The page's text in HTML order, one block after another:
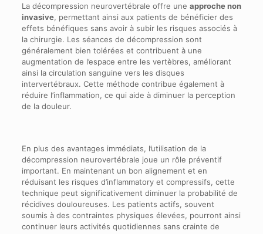
La décompression neurovertébrale offre une approche non
invasive, permettant ainsi aux patients de bénéficier des
effets bénéfiques sans avoir à subir les risques associés à
la chirurgie. Les séances de décompression sont
généralement bien tolérées et contribuent à une
augmentation de l’espace entre les vertèbres, améliorant
ainsi la circulation sanguine vers les disques
intervertébraux. Cette méthode contribue également à
réduire l’inflammation, ce qui aide à diminuer la perception
de la douleur.
En plus des avantages immédiats, l’utilisation de la
décompression neurovertébrale joue un rôle préventif
important. En maintenant un bon alignement et en
réduisant les risques d’inflammatory et compressifs, cette
technique peut significativement diminuer la probabilité de
récidives douloureuses. Les patients actifs, souvent
soumis à des contraintes physiques élevées, pourront ainsi
continuer leurs activités quotidiennes sans crainte de